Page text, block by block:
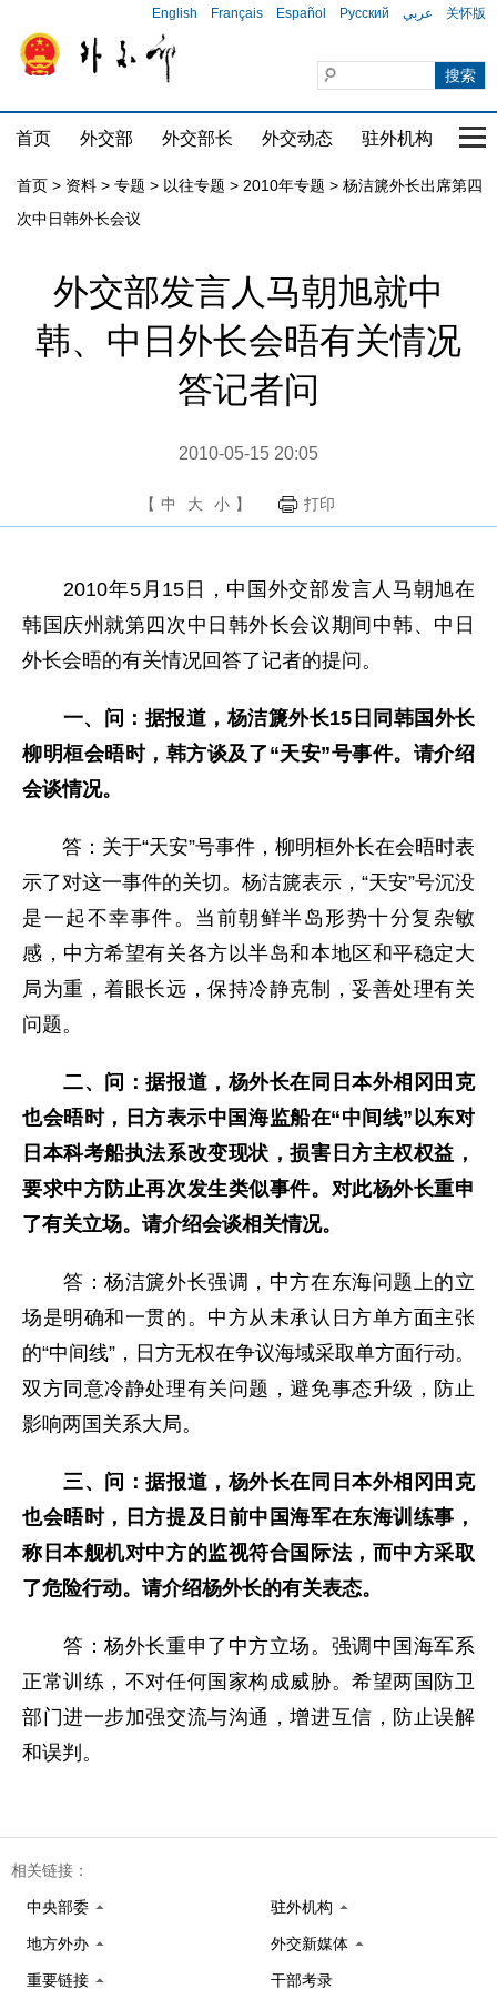
English Français Español Русский عربي 关怀版
首页 外交部 外交部长 外交动态 驻外机构 国
首页 > 资料 > 专题 > 以往专题 > 2010年专题 > 杨洁篪外长出席第四
次中日韩外长会议
外交部发言人马朝旭就中
韩、中日外长会晤有关情况
答记者问
2010-05-15 20:05
【 中 大 小 】 打印
2010年5月15日，中国外交部发言人马朝旭在
韩国庆州就第四次中日韩外长会议期间中韩、中日
外长会晤的有关情况回答了记者的提问。
一、问：据报道，杨洁篪外长15日同韩国外长
柳明桓会晤时，韩方谈及了“天安”号事件。请介绍
会谈情况。
答：关于“天安”号事件，柳明桓外长在会晤时表
示了对这一事件的关切。杨洁篪表示，“天安”号沉没
是一起不幸事件。当前朝鲜半岛形势十分复杂敏
感，中方希望有关各方以半岛和本地区和平稳定大
局为重，着眼长远，保持冷静克制，妥善处理有关
问题。
二、问：据报道，杨外长在同日本外相冈田克
也会晤时，日方表示中国海监船在“中间线”以东对
日本科考船执法系改变现状，损害日方主权权益，
要求中方防止再次发生类似事件。对此杨外长重申
了有关立场。请介绍会谈相关情况。
答：杨洁篪外长强调，中方在东海问题上的立
场是明确和一贯的。中方从未承认日方单方面主张
的“中间线”，日方无权在争议海域采取单方面行动。
双方同意冷静处理有关问题，避免事态升级，防止
影响两国关系大局。
三、问：据报道，杨外长在同日本外相冈田克
也会晤时，日方提及日前中国海军在东海训练事，
称日本舰机对中方的监视符合国际法，而中方采取
了危险行动。请介绍杨外长的有关表态。
答：杨外长重申了中方立场。强调中国海军系
正常训练，不对任何国家构成威胁。希望两国防卫
部门进一步加强交流与沟通，增进互信，防止误解
和误判。
相关链接：
中央部委 驻外机构
地方外办 外交新媒体
重要链接 干部考录